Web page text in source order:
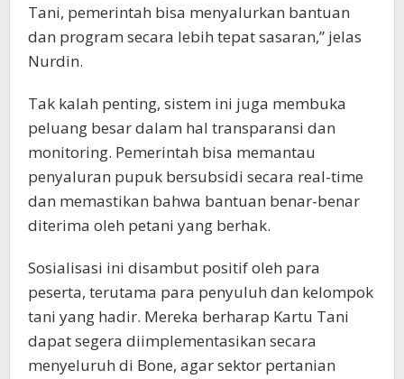
Tani, pemerintah bisa menyalurkan bantuan
dan program secara lebih tepat sasaran,” jelas
Nurdin.
Tak kalah penting, sistem ini juga membuka
peluang besar dalam hal transparansi dan
monitoring. Pemerintah bisa memantau
penyaluran pupuk bersubsidi secara real-time
dan memastikan bahwa bantuan benar-benar
diterima oleh petani yang berhak.
Sosialisasi ini disambut positif oleh para
peserta, terutama para penyuluh dan kelompok
tani yang hadir. Mereka berharap Kartu Tani
dapat segera diimplementasikan secara
menyeluruh di Bone, agar sektor pertanian